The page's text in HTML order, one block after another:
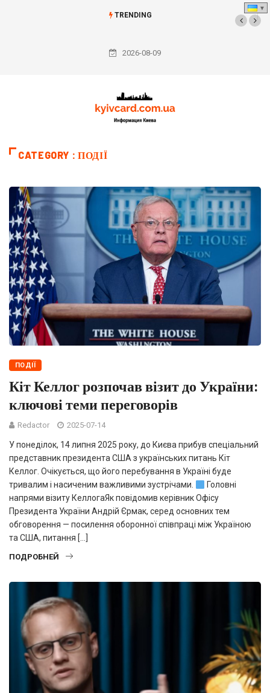
TRENDING
за неявку до ТЦК
2026-08-09
CATEGORY : ПОДІЇ
ПОДІЇ
Кіт Келлог розпочав візит до України:
ключові теми переговорів
Redactor 2025-07-14
У понеділок, 14 липня 2025 року, до Києва прибув спеціальний
представник президента США з українських питань Кіт
Келлог. Очікується, що його перебування в Україні буде
тривалим і насиченим важливими зустрічами.
Головні
напрями візиту КеллогаЯк повідомив керівник Офісу
Президента України Андрій Єрмак, серед основних тем
обговорення — посилення оборонної співпраці між Україною
та США, питання […]
ПОДРОБНЕЙ